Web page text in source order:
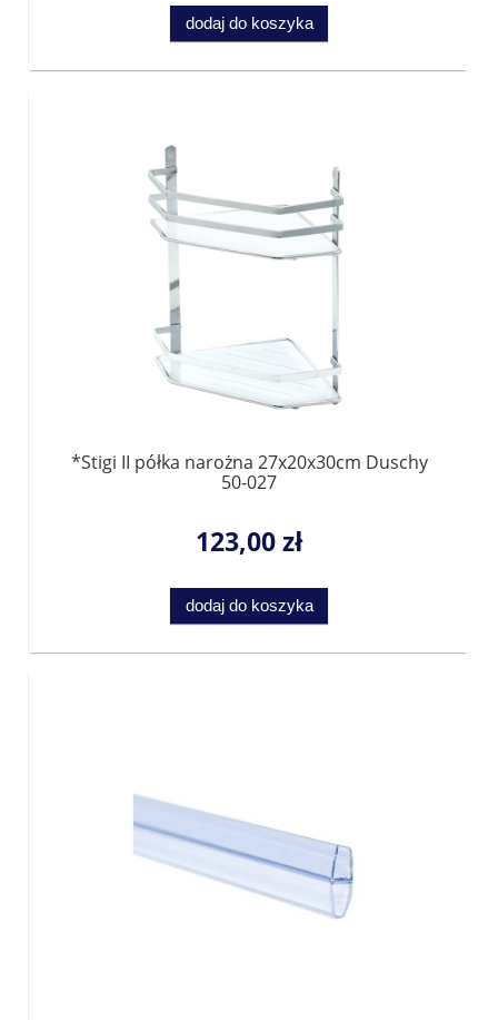
dodaj do koszyka
*Stigi II półka narożna 27x20x30cm Duschy
50-027
123,00 zł
dodaj do koszyka